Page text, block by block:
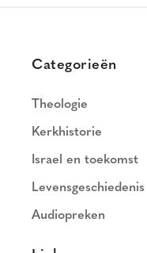
Categorieën
Theologie
Kerkhistorie
Israel en toekomst
Levensgeschiedenis
Audiopreken